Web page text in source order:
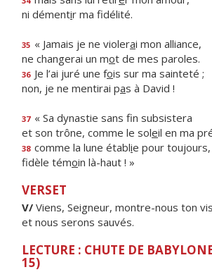
ni démentir ma fidélité.
35 « Jamais je ne violerai mon alliance,
ne changerai un mot de mes paroles.
36 Je l’ai juré une fois sur ma sainteté ;
non, je ne mentirai pas à David !
37 « Sa dynastie sans fn subsistera
et son trône, comme le soleil en ma
38 comme la lune établie pour toujours,
fidèle témoin là-haut ! »
VERSET
V/ Viens, Seigneur, montre-nous ton
et nous serons sauvés.
LECTURE : CHUTE DE
15)